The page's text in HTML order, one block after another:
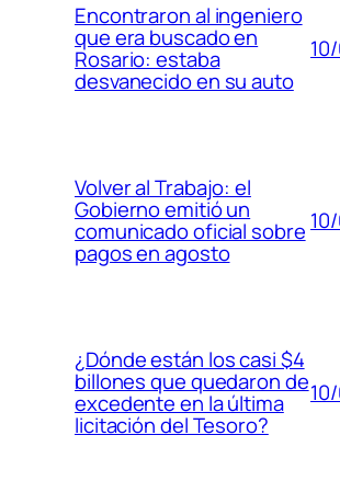
Encontraron al ingeniero
que era buscado en
Rosario: estaba
desvanecido en su auto
Volver al Trabajo: el
Gobierno emitió un
comunicado oficial sobre
pagos en agosto
¿Dónde están los casi $4
billones que quedaron de
excedente en la última
licitación del Tesoro?